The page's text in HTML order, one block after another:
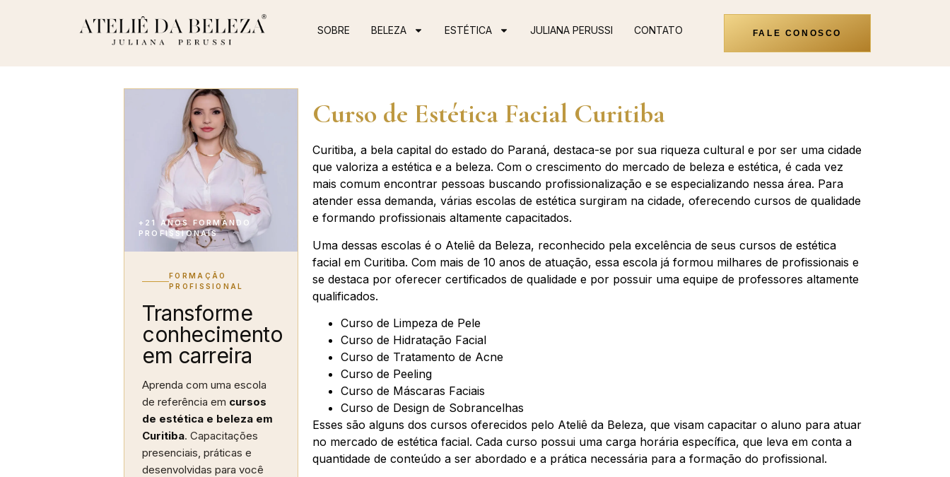
SOBRE BELEZA ESTÉTICA JULIANA PERUSSI CONTATO FALE CONOSCO
+21 ANOS FORMANDO
PROFISSIONAIS
FORMAÇÃO
PROFISSIONAL
Transforme
conhecimento
em carreira
Aprenda com uma escola
de referência em cursos
de estética e beleza em
Curitiba. Capacitações
presenciais, práticas e
desenvolvidas para você
Curso de Estética Facial Curitiba
Curitiba, a bela capital do estado do Paraná, destaca-se por sua riqueza cultural e por ser uma cidade
que valoriza a estética e a beleza. Com o crescimento do mercado de beleza e estética, é cada vez
mais comum encontrar pessoas buscando profissionalização e se especializando nessa área. Para
atender essa demanda, várias escolas de estética surgiram na cidade, oferecendo cursos de qualidade
e formando profissionais altamente capacitados.
Uma dessas escolas é o Ateliê da Beleza, reconhecido pela excelência de seus cursos de estética
facial em Curitiba. Com mais de 10 anos de atuação, essa escola já formou milhares de profissionais e
se destaca por oferecer certificados de qualidade e por possuir uma equipe de professores altamente
qualificados.
Curso de Limpeza de Pele
Curso de Hidratação Facial
Curso de Tratamento de Acne
Curso de Peeling
Curso de Máscaras Faciais
Curso de Design de Sobrancelhas
Esses são alguns dos cursos oferecidos pelo Ateliê da Beleza, que visam capacitar o aluno para atuar
no mercado de estética facial. Cada curso possui uma carga horária específica, que leva em conta a
quantidade de conteúdo a ser abordado e a prática necessária para a formação do profissional.